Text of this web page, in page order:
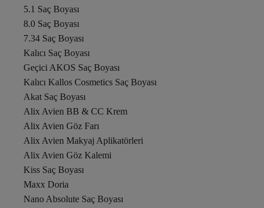
5.1 Saç Boyası
8.0 Saç Boyası
7.34 Saç Boyası
Kalıcı Saç Boyası
Geçici AKOS Saç Boyası
Kalıcı Kallos Cosmetics Saç Boyası
Akat Saç Boyası
Alix Avien BB & CC Krem
Alix Avien Göz Farı
Alix Avien Makyaj Aplikatörleri
Alix Avien Göz Kalemi
Kiss Saç Boyası
Maxx Doria
Nano Absolute Saç Boyası